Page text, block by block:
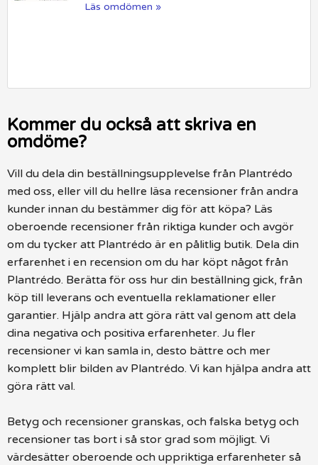
Läs omdömen »
Kommer du också att skriva en
omdöme?
Vill du dela din beställningsupplevelse från Plantrédo
med oss, eller vill du hellre läsa recensioner från andra
kunder innan du bestämmer dig för att köpa? Läs
oberoende recensioner från riktiga kunder och avgör
om du tycker att Plantrédo är en pålitlig butik. Dela din
erfarenhet i en recension om du har köpt något från
Plantrédo. Berätta för oss hur din beställning gick, från
köp till leverans och eventuella reklamationer eller
garantier. Hjälp andra att göra rätt val genom att dela
dina negativa och positiva erfarenheter. Ju fler
recensioner vi kan samla in, desto bättre och mer
komplett blir bilden av Plantrédo. Vi kan hjälpa andra att
göra rätt val.
Betyg och recensioner granskas, och falska betyg och
recensioner tas bort i så stor grad som möjligt. Vi
värdesätter oberoende och uppriktiga erfarenheter så